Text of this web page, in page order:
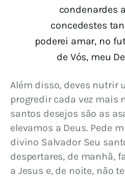
condenardes
concedestes
poderei amar, no
de Vós, meu
Além disso, deves nutrir
progredir cada vez mais
santos desejos são as
elevamos a Deus. Pede
divino Salvador Seu
despertares, de manhã,
a Jesus e, de noite, não